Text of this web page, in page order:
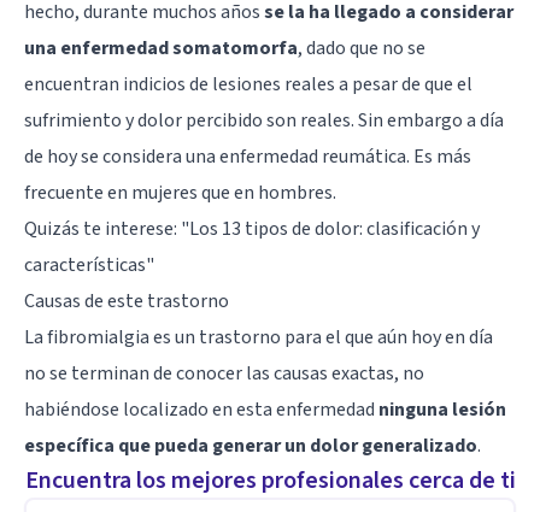
hecho, durante muchos añosse la ha llegado a considerar
una enfermedad somatomorfa, dado que no se
encuentran indicios de lesiones reales a pesar de que el
sufrimiento y dolor percibido son reales. Sin embargo a día
de hoy se considera una enfermedad reumática. Es más
frecuente en mujeres que en hombres.
Quizás te interese: "Los 13 tipos de dolor: clasificación y
características"
Causas de este trastorno
La fibromialgia es un trastorno para el que aún hoy en día
no se terminan de conocer las causas exactas, no
habiéndose localizado en esta enfermedad ninguna lesión
específica que pueda generar un dolor generalizado.
Encuentra los mejores profesionales cerca de ti